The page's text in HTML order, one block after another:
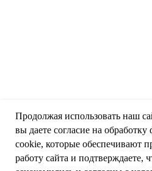
Продолжая использовать наш
вы даете согласие на обработку
cookie, которые обеспечивают
работу сайта и подтверждаете,